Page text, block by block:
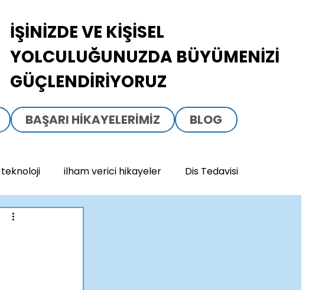
BAŞARI HIKAYELERIMIZ BLOG
İŞİNİZDE VE KİŞİSEL
YOLCULUĞUNUZDA BÜYÜMENİZİ
GÜÇLENDİRİYORUZ
teknoloji ilham verici hikayeler Dis Tedavisi